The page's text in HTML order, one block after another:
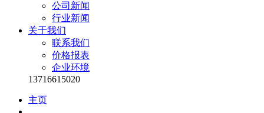
公司新闻
行业新闻
关于我们
联系我们
价格报表
企业环境
13716615020
主页